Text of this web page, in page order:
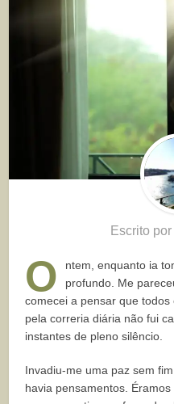
Escrito por
O
ntem, enquanto ia
profundo. Me
comecei a pensar que
pela correria diária não fui
instantes de pleno silêncio.
Invadiu-me uma paz sem
havia pensamentos.